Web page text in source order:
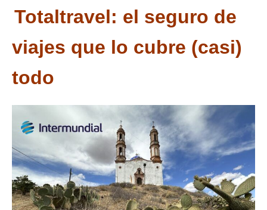
Totaltravel: el seguro de
viajes que lo cubre (casi)
todo